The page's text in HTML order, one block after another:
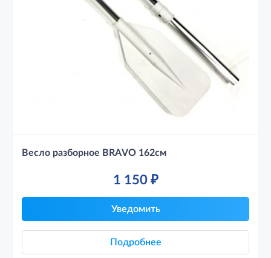
Весло разборное BRAVO 162см
1 150₽
Уведомить
Подробнее